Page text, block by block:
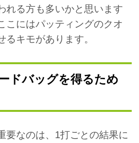
れる方も多いかと思います
こにはパッティングのクオ
るキモがあります。
ドバッグを得るため
要なのは、1打ごとの結果に